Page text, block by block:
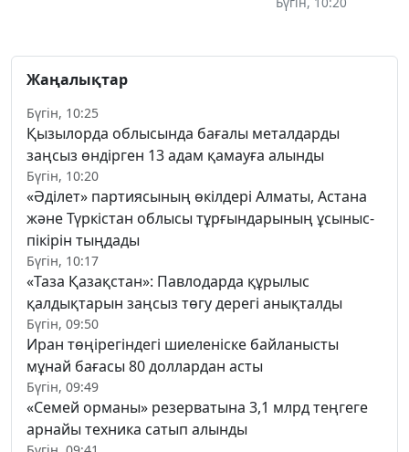
Жаңалықтар
Бүгін, 10:25
Қызылорда облысында бағалы металдарды
заңсыз өндірген 13 адам қамауға алынды
Бүгін, 10:20
«Әділет» партиясының өкілдері Алматы, Астана
және Түркістан облысы тұрғындарының ұсыныс-
пікірін тыңдады
Бүгін, 10:17
«Таза Қазақстан»: Павлодарда құрылыс
қалдықтарын заңсыз төгу дерегі анықталды
Бүгін, 09:50
Иран төңірегіндегі шиеленіске байланысты
мұнай бағасы 80 доллардан асты
Бүгін, 09:49
«Семей орманы» резерватына 3,1 млрд теңгеге
арнайы техника сатып алынды